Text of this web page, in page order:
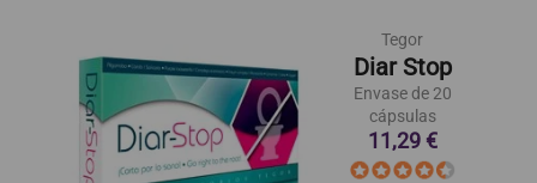
Tegor
Diar Stop
Envase de 20
cápsulas
11,29 €